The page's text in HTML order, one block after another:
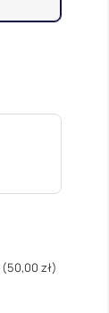
(50,00 zł)